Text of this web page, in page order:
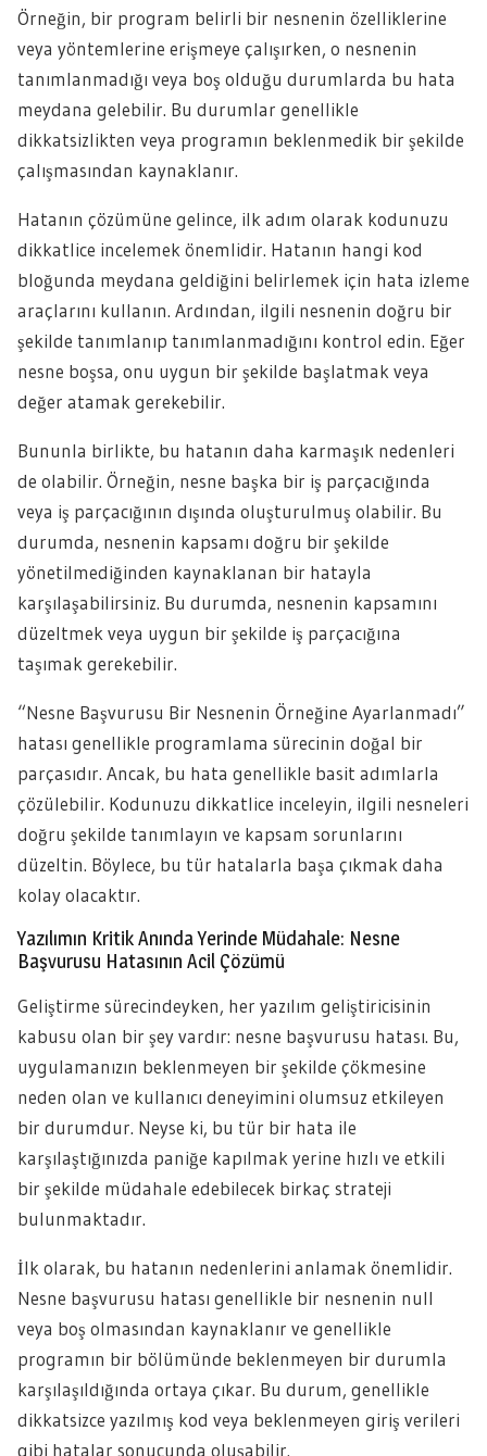
Örneğin, bir program belirli bir nesnenin özelliklerine
veya yöntemlerine erişmeye çalışırken, o nesnenin
tanımlanmadığı veya boş olduğu durumlarda bu hata
meydana gelebilir. Bu durumlar genellikle
dikkatsizlikten veya programın beklenmedik bir şekilde
çalışmasından kaynaklanır.
Hatanın çözümüne gelince, ilk adım olarak kodunuzu
dikkatlice incelemek önemlidir. Hatanın hangi kod
bloğunda meydana geldiğini belirlemek için hata izleme
araçlarını kullanın. Ardından, ilgili nesnenin doğru bir
şekilde tanımlanıp tanımlanmadığını kontrol edin. Eğer
nesne boşsa, onu uygun bir şekilde başlatmak veya
değer atamak gerekebilir.
Bununla birlikte, bu hatanın daha karmaşık nedenleri
de olabilir. Örneğin, nesne başka bir iş parçacığında
veya iş parçacığının dışında oluşturulmuş olabilir. Bu
durumda, nesnenin kapsamı doğru bir şekilde
yönetilmediğinden kaynaklanan bir hatayla
karşılaşabilirsiniz. Bu durumda, nesnenin kapsamını
düzeltmek veya uygun bir şekilde iş parçacığına
taşımak gerekebilir.
“Nesne Başvurusu Bir Nesnenin Örneğine Ayarlanmadı”
hatası genellikle programlama sürecinin doğal bir
parçasıdır. Ancak, bu hata genellikle basit adımlarla
çözülebilir. Kodunuzu dikkatlice inceleyin, ilgili nesneleri
doğru şekilde tanımlayın ve kapsam sorunlarını
düzeltin. Böylece, bu tür hatalarla başa çıkmak daha
kolay olacaktır.
Yazılımın Kritik Anında Yerinde Müdahale: Nesne
Başvurusu Hatasının Acil Çözümü
Geliştirme sürecindeyken, her yazılım geliştiricisinin
kabusu olan bir şey vardır: nesne başvurusu hatası. Bu,
uygulamanızın beklenmeyen bir şekilde çökmesine
neden olan ve kullanıcı deneyimini olumsuz etkileyen
bir durumdur. Neyse ki, bu tür bir hata ile
karşılaştığınızda paniğe kapılmak yerine hızlı ve etkili
bir şekilde müdahale edebilecek birkaç strateji
bulunmaktadır.
İlk olarak, bu hatanın nedenlerini anlamak önemlidir.
Nesne başvurusu hatası genellikle bir nesnenin null
veya boş olmasından kaynaklanır ve genellikle
programın bir bölümünde beklenmeyen bir durumla
karşılaşıldığında ortaya çıkar. Bu durum, genellikle
dikkatsizce yazılmış kod veya beklenmeyen giriş verileri
gibi hatalar sonucunda oluşabilir.